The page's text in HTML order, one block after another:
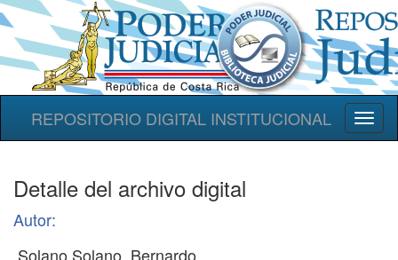
REPOSITORIO DIGITAL INSTITUCIONAL
Detalle del archivo digital
Autor: